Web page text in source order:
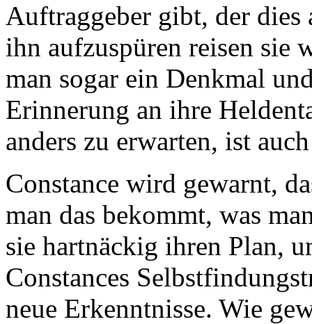
Auftraggeber gibt, der dies
ihn aufzuspüren reisen sie
man sogar ein Denkmal
Erinnerung an ihre
anders zu erwarten, ist
Constance wird gewarnt,
man das bekommt, was
sie hartnäckig ihren Plan,
Constances
neue Erkenntnisse. Wie